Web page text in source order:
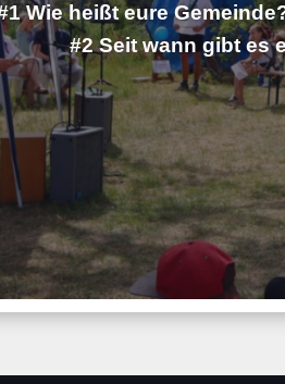
Wie heißt eure
#2 Seit wann gibt es